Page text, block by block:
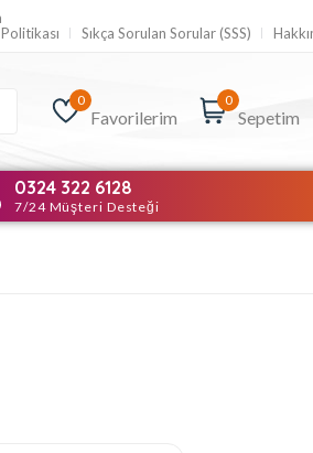
Sıkça Sorulan Sorular (SSS)
0
Favorilerim
0
Sepetim
0324 322 6128
7/24 Müşteri Desteği